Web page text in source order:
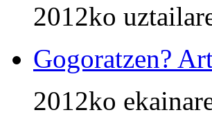
2012ko
Gogoratzen?
2012ko